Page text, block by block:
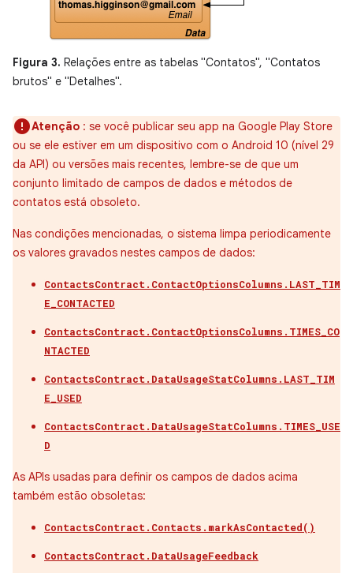
Figura 3. Relações entre as tabelas "Contatos", "Contatos
brutos" e "Detalhes".
Atenção : se você publicar seu app na Google Play Store
ou se ele estiver em um dispositivo com o Android 10 (nível 29
da API) ou versões mais recentes, lembre-se de que um
conjunto limitado de campos de dados e métodos de
contatos está obsoleto.
Nas condições mencionadas, o sistema limpa periodicamente
os valores gravados nestes campos de dados:
ContactsContract.ContactOptionsColumns.LAST_TIM
E_CONTACTED
ContactsContract.ContactOptionsColumns.TIMES_CO
NTACTED
ContactsContract.DataUsageStatColumns.LAST_TIM
E_USED
ContactsContract.DataUsageStatColumns.TIMES_USE
D
As APIs usadas para definir os campos de dados acima
também estão obsoletas:
ContactsContract.Contacts.markAsContacted()
ContactsContract.DataUsageFeedback